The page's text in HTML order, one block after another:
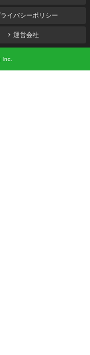
ライバシーポリシー
運営会社
Inc.